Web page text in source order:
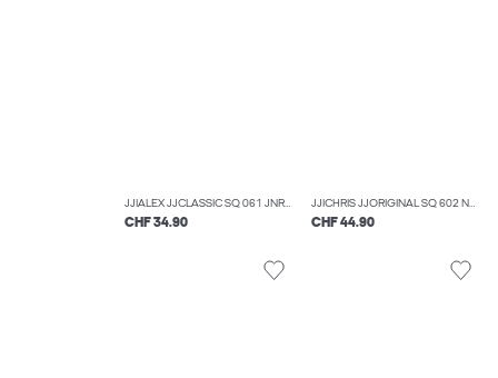
JJIALEX JJCLASSIC SQ 061 JNR JEAN BAGGY FIT BOYS
CHF 34.90
JJICHRIS JJORIGINAL SQ 602 NOOS JNR JEAN COUPE DÉCONTRACTÉE BOYS
CHF 44.90